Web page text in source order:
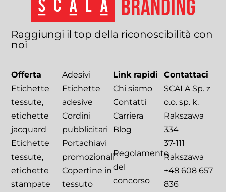
Offerta
Etichette
tessute,
etichette
jacquard
Etichette
tessute,
etichette
stampate
Adesivi
Etichette
adesive
Cordini
pubblicitari
Portachiavi
promozionali
Copertine in
tessuto
Link rapidi
Chi siamo
Contatti
Carriera
Blog
Regolamento
del
concorso
Contattaci
SCALA Sp. z
o.o. sp. k.
Rakszawa
334
37-111
Rakszawa
+48 608 657
836
Raggiungi il top della riconoscibilità con
noi